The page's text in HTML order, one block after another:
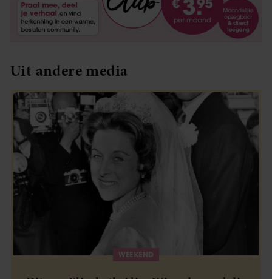
Uit andere media
WEEKEND